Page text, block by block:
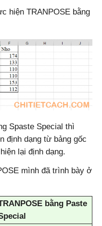
hiện TRANPOSE bằng
Spaste Special thì
định dạng từ bảng gốc
lại định dạng.
mình đã trình bày ở
bằng Paste